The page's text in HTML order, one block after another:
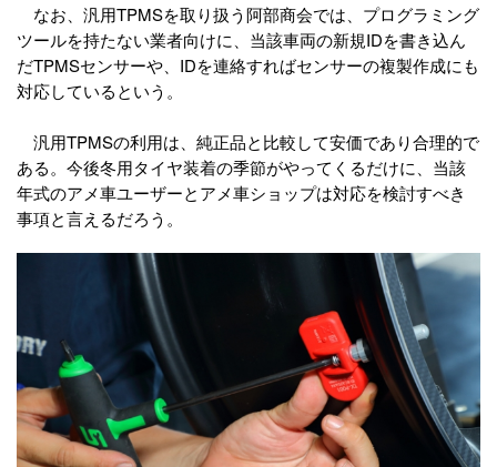
なお、汎用TPMSを取り扱う阿部商会では、プログラミング
ツールを持たない業者向けに、当該車両の新規IDを書き込ん
だTPMSセンサーや、IDを連絡すればセンサーの複製作成にも
対応しているという。
汎用TPMSの利用は、純正品と比較して安価であり合理的で
ある。今後冬用タイヤ装着の季節がやってくるだけに、当該
年式のアメ車ユーザーとアメ車ショップは対応を検討すべき
事項と言えるだろう。